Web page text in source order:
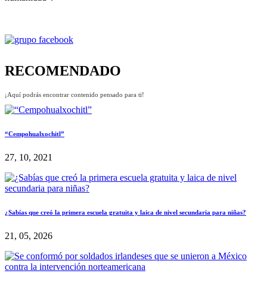
RECOMENDADO
¡Aquí podrás encontrar contenido pensado para ti!
“Cempohualxochitl”
27, 10, 2021
¿Sabías que creó la primera escuela gratuita y laica de nivel secundaria para niñas?
21, 05, 2026